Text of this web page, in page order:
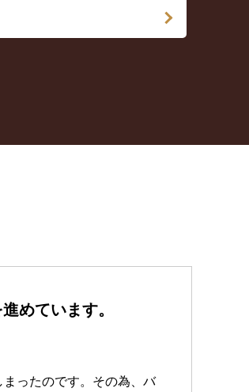
めています。
ったのです。その為、バ